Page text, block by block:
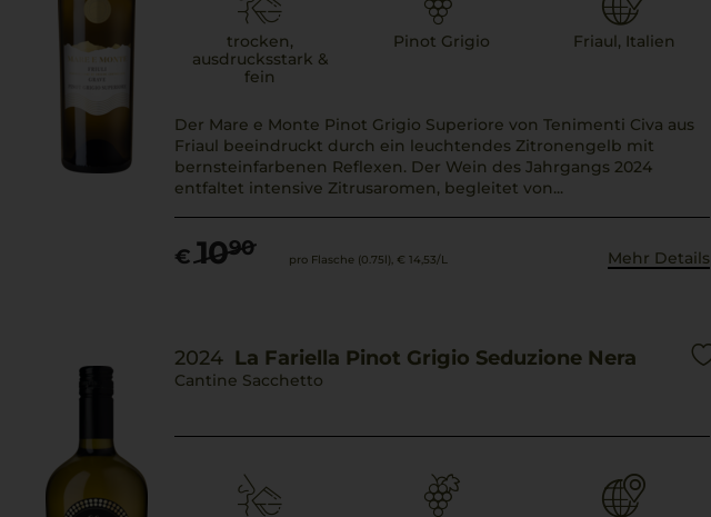
trocken,
ausdrucksstark &
fein
Pinot Grigio Friaul, Italien
Der Mare e Monte Pinot Grigio Superiore von Tenimenti Civa aus
Friaul beeindruckt durch ein leuchtendes Zitronengelb mit
bernsteinfarbenen Reflexen. Der Wein des Jahrgangs 2024
entfaltet intensive Zitrusaromen, begleitet von...
€ 1090 pro Flasche (0.75l), € 14,53/L Mehr Details
2024 La Fariella Pinot Grigio Seduzione Nera
Cantine Sacchetto